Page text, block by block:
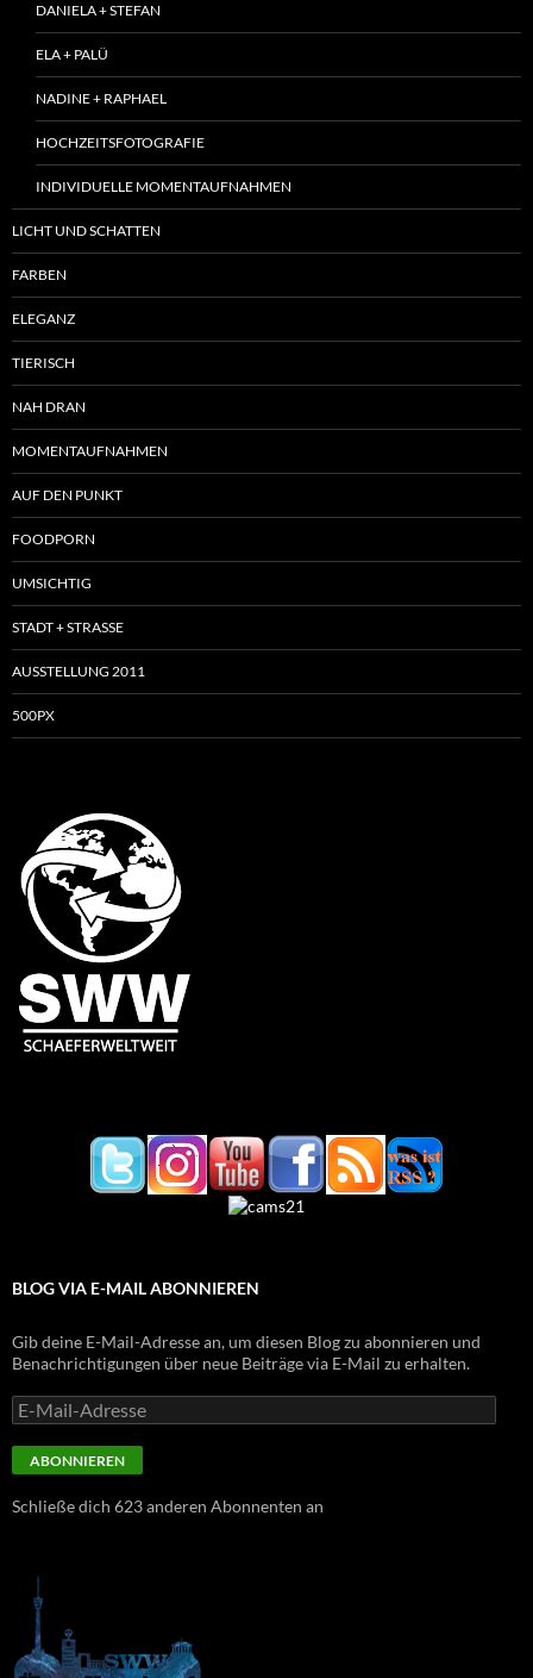
DANIELA + STEFAN
ELA + PALÜ
NADINE + RAPHAEL
HOCHZEITSFOTOGRAFIE
INDIVIDUELLE MOMENTAUFNAHMEN
LICHT UND SCHATTEN
FARBEN
ELEGANZ
TIERISCH
NAH DRAN
MOMENTAUFNAHMEN
AUF DEN PUNKT
FOODPORN
UMSICHTIG
STADT + STRASSE
AUSSTELLUNG 2011
500PX
BLOG VIA E-MAIL ABONNIEREN
Gib deine E-Mail-Adresse an, um diesen Blog zu abonnieren und
Benachrichtigungen über neue Beiträge via E-Mail zu erhalten.
E-
Mail-
Adresse
ABONNIEREN
Schließe dich 623 anderen Abonnenten an